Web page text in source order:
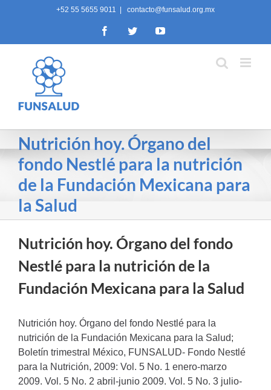
+52 55 5655 9011 contacto@funsalud.org.mx
FacebookTwitterYouTube
Nutrición hoy. Órgano del
fondo Nestlé para la nutrición
de la Fundación Mexicana para
la Salud
Nutrición hoy. Órgano del fondo
Nestlé para la nutrición de la
Fundación Mexicana para la Salud
Nutrición hoy. Órgano del fondo Nestlé para la
nutrición de la Fundación Mexicana para la Salud;
Boletín trimestral México, FUNSALUD- Fondo Nestlé
para la Nutrición, 2009: Vol. 5 No. 1 enero-marzo
2009. Vol. 5 No. 2 abril-junio 2009. Vol. 5 No. 3 julio-